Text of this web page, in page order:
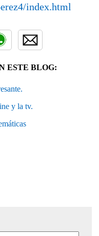
index.html
ESTE BLOG:
y la tv.